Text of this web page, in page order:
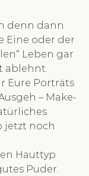
denn dann
Eine oder der
Leben gar
ablehnt.
Eure Porträts
– Make-
jetzt noch
Hauttyp
Puder.